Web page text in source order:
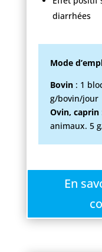
diarrhées
Mode
Bovin: 1
g/bovin/jour
Ovin, caprin
animaux. 5
En